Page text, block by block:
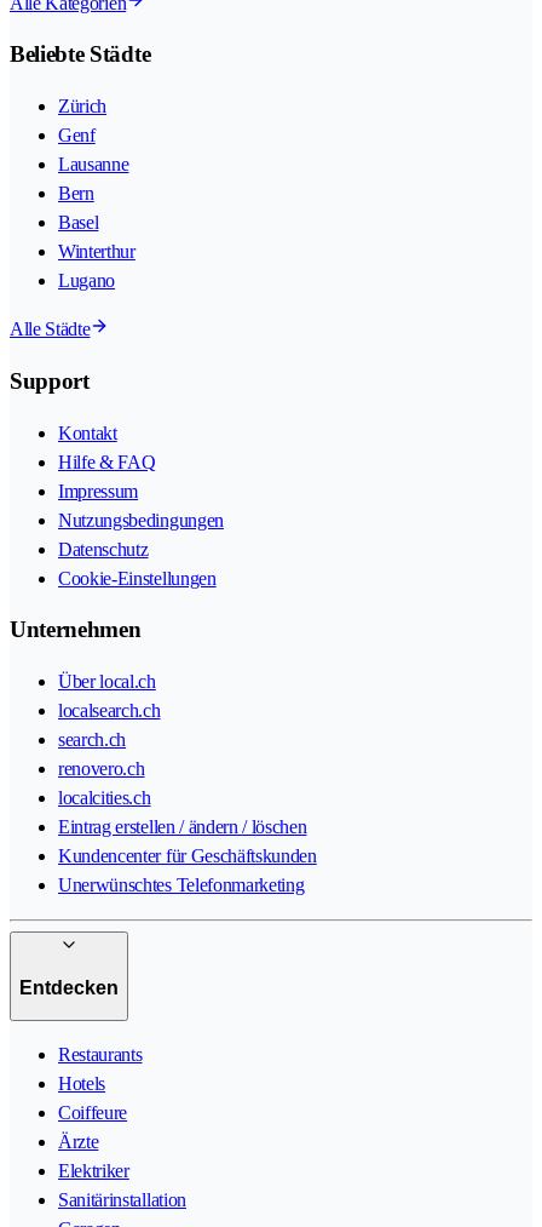
Beliebte Städte
Zürich
Genf
Lausanne
Bern
Basel
Winterthur
Lugano
Alle Städte
Support
Kontakt
Hilfe & FAQ
Impressum
Nutzungsbedingungen
Datenschutz
Cookie-Einstellungen
Unternehmen
Über local.ch
localsearch.ch
search.ch
renovero.ch
localcities.ch
Eintrag erstellen / ändern / löschen
Kundencenter für Geschäftskunden
Unerwünschtes Telefonmarketing
Entdecken
Restaurants
Hotels
Coiffeure
Ärzte
Elektriker
Sanitärinstallation